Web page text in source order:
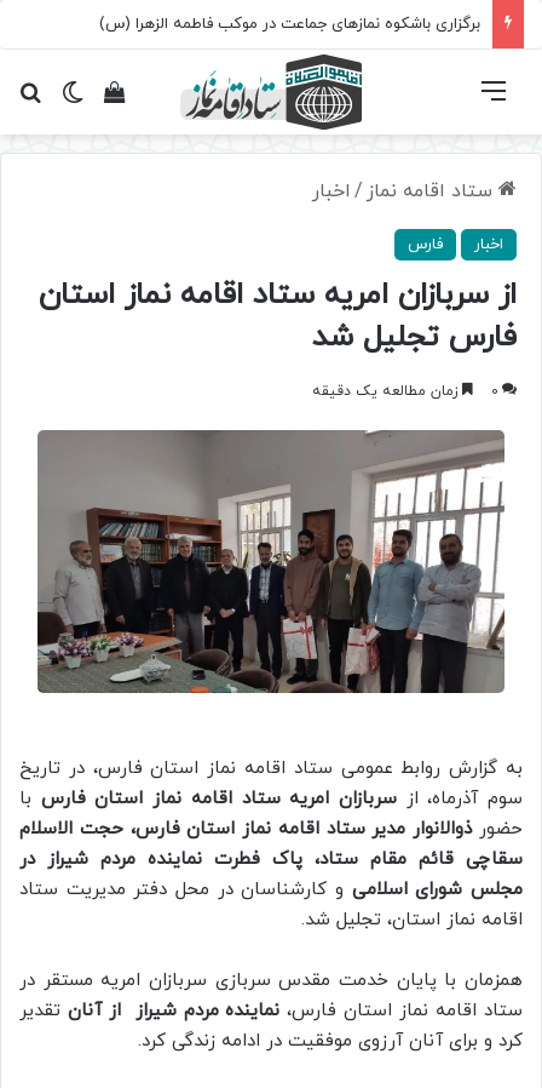
برگزاری باشکوه نمازهای جماعت در موکب فاطمه الزهرا (س)
تغییرمشاهده فهرست
ستاد اقامه نماز / اخبار
اخبار فارس
از سربازان امریه ستاد اقامه نماز استان
فارس تجلیل شد
0 زمان مطالعه یک دقیقه
به گزارش روابط عمومی ستاد اقامه نماز استان فارس، در تاریخ
سوم آذرماه، ازسربازان امریه ستاد اقامه نماز استان فارس با
حضورذوالانوار مدیر ستاد اقامه نماز استان فارس، حجت الاسلام
سقاچی قائم مقام ستاد، پاک فطرت نماینده مردم شیراز در
مجلس شورای اسلامی و کارشناسان در محل دفتر مدیریت ستاد
اقامه نماز استان، تجلیل شد.
همزمان با پایان خدمت مقدس سربازی سربازان امریه مستقر در
ستاد اقامه نماز استان فارس، نماینده مردم شیراز از آنان تقدیر
کرد و برای آنان آرزوی موفقیت در ادامه زندگی کرد.